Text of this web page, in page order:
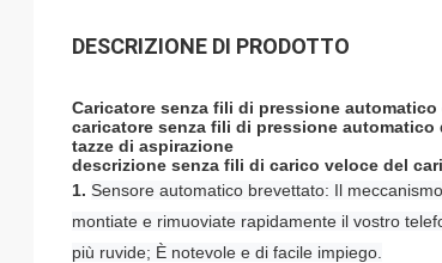
DESCRIZIONE DI PRODOTTO
Caricatore senza fili di pressione
caricatore senza fili di pressione
tazze di aspirazione
descrizione senza fili di carico veloce del
1. Sensore automatico brevettato: Il
montiate e rimuoviate rapidamente il vostro
più ruvide; È notevole e di facile impiego.